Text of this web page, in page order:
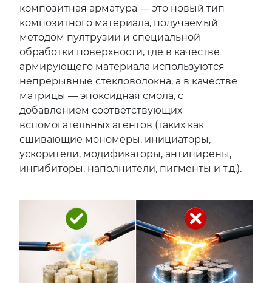
композитная арматура — это новый тип
композитного материала, получаемый
методом пултрузии и специальной
обработки поверхности, где в качестве
армирующего материала используются
непрерывные стекловолокна, а в качестве
матрицы — эпоксидная смола, с
добавлением соответствующих
вспомогательных агентов (таких как
сшивающие мономеры, инициаторы,
ускорители, модификаторы, антипирены,
ингибиторы, наполнители, пигменты и т.д.).